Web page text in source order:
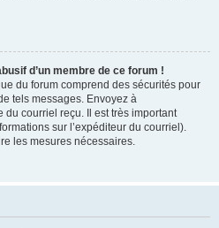
d’un membre de ce forum !
du forum comprend des sécurités pour
tels messages. Envoyez à
du courriel reçu. Il est très important
sur l’expéditeur du courriel).
les mesures nécessaires.